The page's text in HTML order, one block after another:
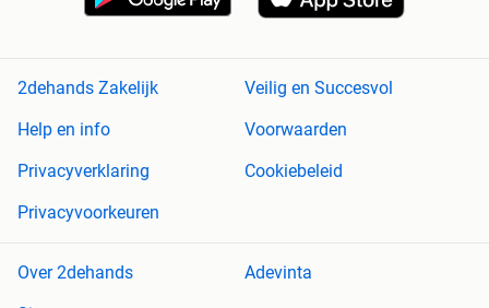
2dehands Zakelijk
Veilig en Succesvol
Help en info
Voorwaarden
Privacyverklaring
Cookiebeleid
Privacyvoorkeuren
Over 2dehands
Adevinta